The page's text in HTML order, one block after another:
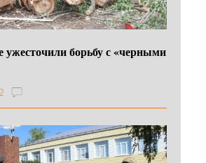
ужесточили борьбу с «черными